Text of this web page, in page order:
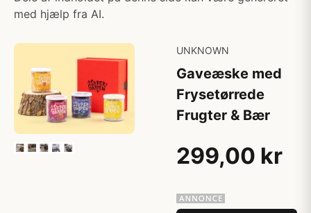
med hjælp fra AI.
UNKNOWN
Gaveæske med
Frysetørrede
Frugter & Bær
299,00 kr